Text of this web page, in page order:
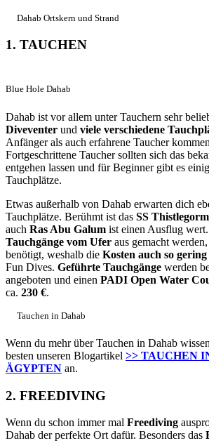
Dahab Ortskern und Strand
1. TAUCHEN
Blue Hole Dahab
Dahab ist vor allem unter Tauchern sehr
Diveventer und viele verschiedene
Anfänger als auch erfahrene Taucher
Fortgeschrittene Taucher sollten sich das
entgehen lassen und für Beginner gibt es
Tauchplätze.
Etwas außerhalb von Dahab erwarten dich
Tauchplätze. Berühmt ist das SS
auch Ras Abu Galum ist einen Ausflug
Tauchgänge vom Ufer aus gemacht
benötigt, weshalb die Kosten auch so gering
Fun Dives. Geführte Tauchgänge werden
angeboten und einen PADI Open Water
ca. 230 €.
Tauchen in Dahab
Wenn du mehr über Tauchen in Dahab
besten unseren Blogartikel >> TAUCHEN
ÄGYPTEN an.
2. FREEDIVING
Wenn du schon immer mal Freediving
Dahab der perfekte Ort dafür. Besonders das